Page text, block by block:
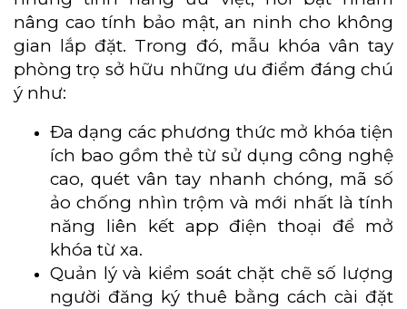
nâng cao tính bảo mật, an ninh cho không
gian lắp đặt. Trong đó, mẫu khóa vân tay
phòng trọ sở hữu những ưu điểm đáng chú
ý như:
Đa dạng các phương thức mở khóa tiện
ích bao gồm thẻ từ sử dụng công nghệ
cao, quét vân tay nhanh chóng, mã số
ảo chống nhìn trộm và mới nhất là tính
năng liên kết app điện thoại để mở
khóa từ xa.
Quản lý và kiểm soát chặt chẽ số lượng
người đăng ký thuê bằng cách cài đặt